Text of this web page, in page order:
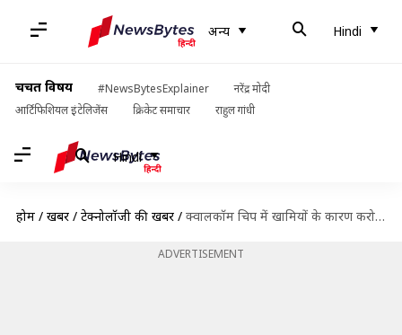
अन्य Hindi
चर्चित विषय #NewsBytesExplainer
नरेंद्र मोदी
आर्टिफिशियल इंटेलिजेंस
क्रिकेट समाचार राहुल गांधी
Hindi
होम / खबरें / टेक्नोलॉजी की खबरें / क्वालकॉम चिप में खामियों के कारण करोड़ों एंड्रॉयड फोन पर मंडरा रहा हैकिंग का खतरा
ADVERTISEMENT